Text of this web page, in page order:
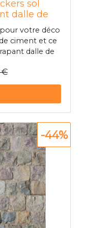
sol
dalle de
votre déco
ciment et ce
dalle de
celle de vos
& imitations
€
-44%